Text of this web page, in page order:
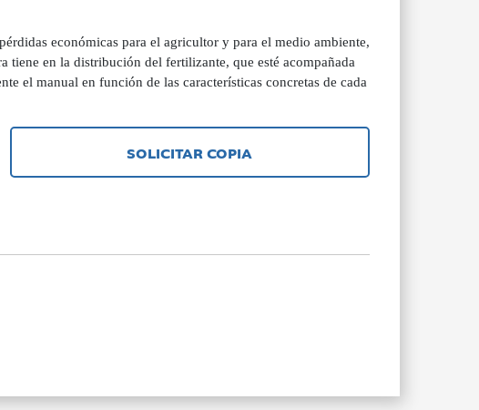
económicas para el agricultor y para el medio ambiente,
tiene en la distribución del fertilizante, que esté acompañada
el manual en función de las características concretas de cada
SOLICITAR COPIA